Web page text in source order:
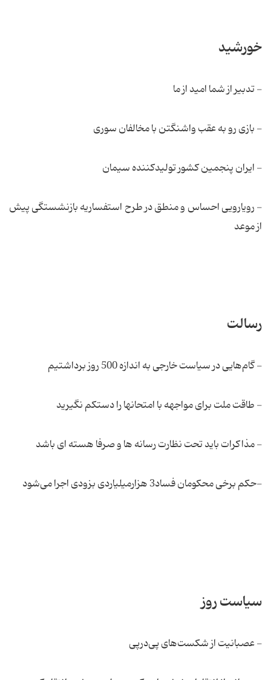
خورشید
- تدبیر از شما امید از ما
- بازی رو به عقب واشنگتن با مخالفان سوری
- ایران پنجمین کشور تولیدکننده سیمان
- رویارویی احساس و منطق در طرح استفساریه بازنشستگی پیش
از موعد
رسالت
- گام‌هایی در سیاست خارجی به اندازه 500 روز برداشتیم
- طاقت ملت برای مواجهه با امتحانها را دستكم نگیرید
- مذاکرات باید تحت نظارت رسانه ها و صرفا هسته ای باشد
-حکم برخی محکومان فساد3 هزارمیلیاردی بزودی اجرا می‌شود
سیاست روز
- عصبانیت از شكست‌های پی‌درپی